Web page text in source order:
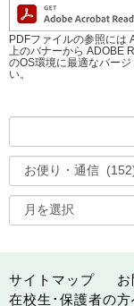
PDFファイルの参照には
上のバナーから ADOBE
のOS環境に最適なバー
い。
サイトマップ
在校生･保護者の方